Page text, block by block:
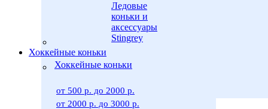
Ледовые
коньки и
аксессуары
Stingrey
Хоккейные коньки
Хоккейные коньки
от 500 р. до 2000 р.
от 2000 р. до 3000 р.